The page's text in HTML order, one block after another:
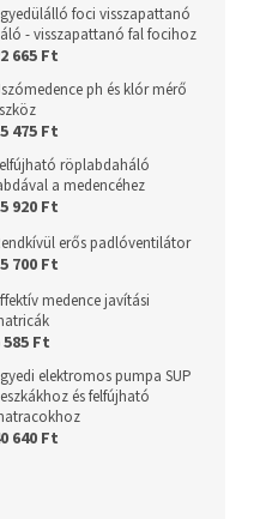
foci visszapattanó
- visszapattanó fal focihoz
665 Ft
ph és klór mérő
475 Ft
röplabdaháló
a medencéhez
920 Ft
erős padlóventilátor
700 Ft
medence javítási
585 Ft
elektromos pumpa SUP
és felfújható
640 Ft